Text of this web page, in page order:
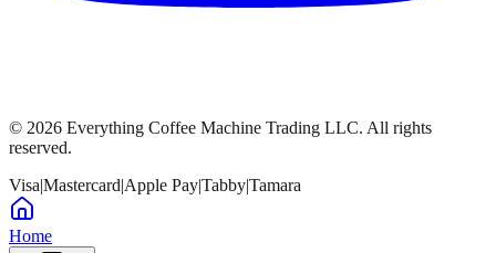
© 2026 Everything Coffee Machine Trading LLC. All rights
reserved.
Visa|Mastercard|Apple Pay|Tabby|Tamara
Home